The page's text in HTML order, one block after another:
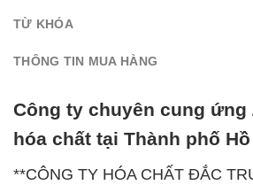
TỪ KHÓA
THÔNG TIN MUA HÀNG
Công ty chuyên cung ứng
hóa chất tại Thành phố
**CÔNG TY HÓA CHẤT ĐẮC